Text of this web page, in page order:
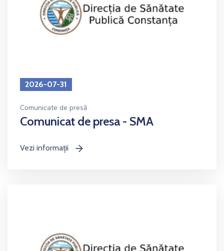
2026-07-31
Comunicate de presă
Comunicat de presa - SMA
Vezi informații icon